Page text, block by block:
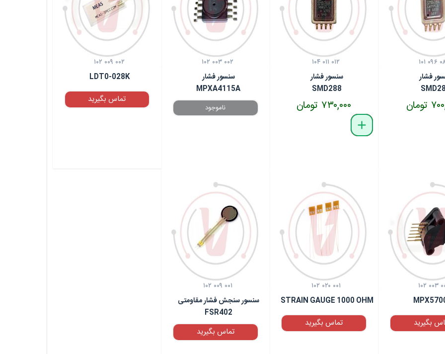
۰۹۶ ۰۸۵
فشار
۱۰۴ ۰۱۱ ۰۱۲
سنسور فشار
SMD288
۷۳۰,۰۰۰ تومان
delete
remove
add
۱۰۲ ۰۰۳ ۰۰۲
سنسور فشار
MPXA4115A
۱۰۲ ۰۰۹ ۰۰۲
LDT0-028K
تماس بگیرید
۰۰۳ ۰۰۳
بگیرید
۱۰۲ ۰۲۰ ۰۰۱
STRAIN GAUGE 1000 OHM
تماس بگیرید
۱۰۲ ۰۰۹ ۰۰۱
سنسور سنجش فشار مقاومتی
FSR402
تماس بگیرید